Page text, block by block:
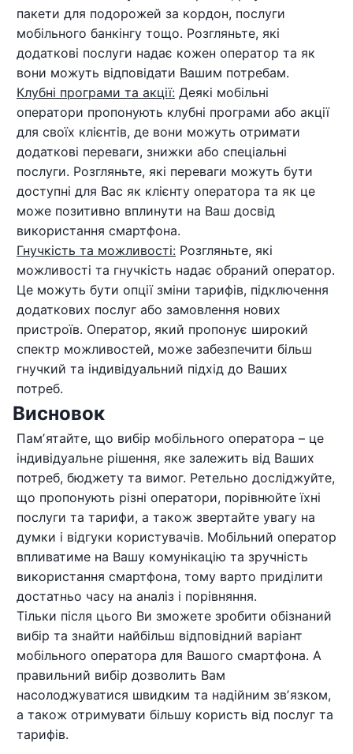
пакети для подорожей за кордон, послуги
мобільного банкінгу тощо. Розгляньте, які
додаткові послуги надає кожен оператор та як
вони можуть відповідати Вашим потребам.
Клубні програми та акції: Деякі мобільні
оператори пропонують клубні програми або акції
для своїх клієнтів, де вони можуть отримати
додаткові переваги, знижки або спеціальні
послуги. Розгляньте, які переваги можуть бути
доступні для Вас як клієнту оператора та як це
може позитивно вплинути на Ваш досвід
використання смартфона.
Гнучкість та можливості: Розгляньте, які
можливості та гнучкість надає обраний оператор.
Це можуть бути опції зміни тарифів, підключення
додаткових послуг або замовлення нових
пристроїв. Оператор, який пропонує широкий
спектр можливостей, може забезпечити більш
гнучкий та індивідуальний підхід до Ваших
потреб.
Висновок
Памʼятайте, що вибір мобільного оператора – це
індивідуальне рішення, яке залежить від Ваших
потреб, бюджету та вимог. Ретельно досліджуйте,
що пропонують різні оператори, порівнюйте їхні
послуги та тарифи, а також звертайте увагу на
думки і відгуки користувачів. Мобільний оператор
впливатиме на Вашу комунікацію та зручність
використання смартфона, тому варто приділити
достатньо часу на аналіз і порівняння.
Тільки після цього Ви зможете зробити обізнаний
вибір та знайти найбільш відповідний варіант
мобільного оператора для Вашого смартфона. А
правильний вибір дозволить Вам
насолоджуватися швидким та надійним звʼязком,
а також отримувати більшу користь від послуг та
тарифів.